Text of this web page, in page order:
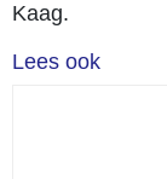
Kaag.
Lees ook